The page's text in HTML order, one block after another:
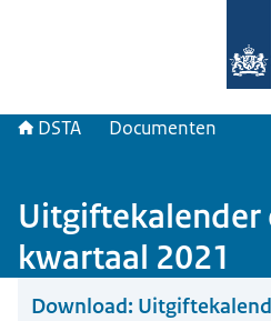
DSTA Documenten
Uitgiftekalender
kwartaal 2021
Download: